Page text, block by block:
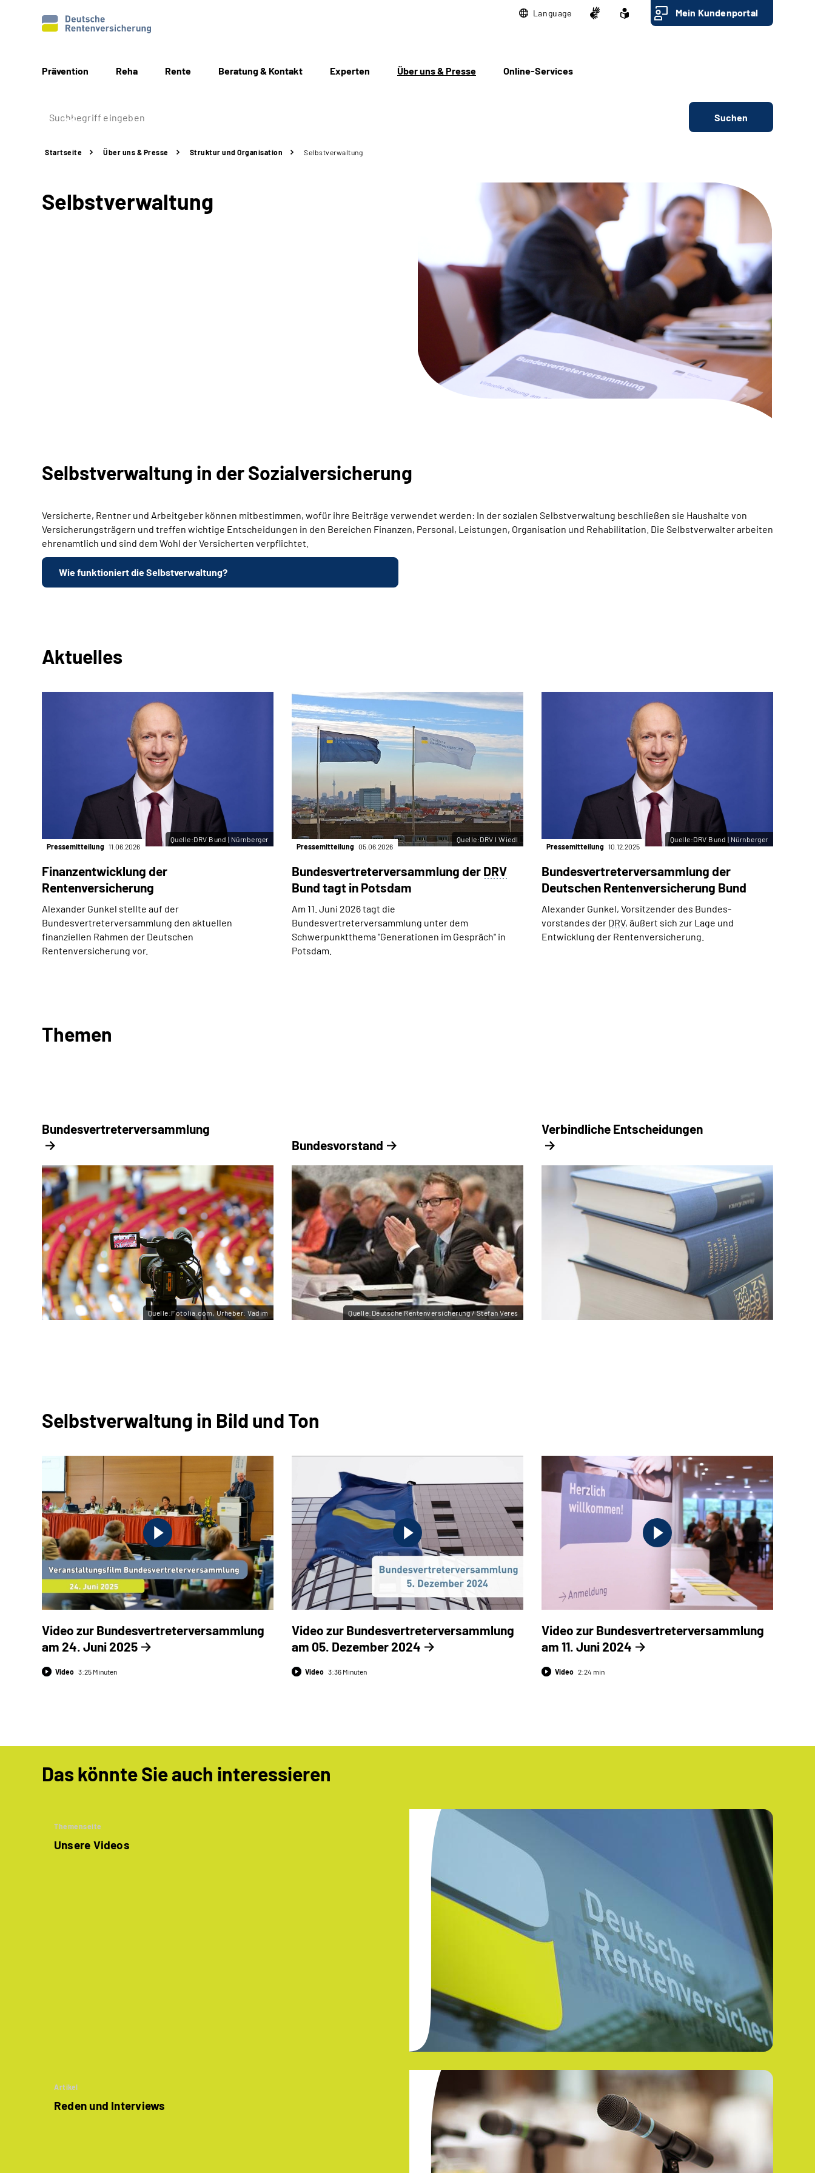
Language Mein Kundenportal
Prävention Reha Rente Beratung & Kontakt Experten Über uns & Presse Online-Services
Suchen
Startseite Über uns & Presse Struktur und Organisation Selbstverwaltung
Selbstverwaltung
Selbstverwaltung in der Sozialversicherung
Versicherte, Rentner und Arbeitgeber können mitbestimmen, wofür ihre Beiträge verwendet werden: In der sozialen Selbstverwaltung beschließen sie Haushalte von
Versicherungsträgern und treffen wichtige Entscheidungen in den Bereichen Finanzen, Personal, Leistungen, Organisation und Rehabilitation. Die Selbstverwalter arbeiten
ehrenamtlich und sind dem Wohl der Versicherten verpflichtet.
Wie funktioniert die Selbstverwaltung?
Aktuelles
Pressemitteilung 11.06.2026
Finanzentwicklung der
Rentenversicherung
Alexander Gunkel stellte auf der
Bundesvertreterversammlung den aktuellen
finanziellen Rahmen der Deutschen
Rentenversicherung vor.
Quelle:DRV Bund | Nürnberger
Pressemitteilung 05.06.2026
Bundesvertreterversammlung der DRV
Bund tagt in Potsdam
Am 11. Juni 2026 tagt die
Bundesvertreterversammlung unter dem
Schwerpunktthema "Generationen im Gespräch" in
Potsdam.
Quelle:DRV I Wiedl
Pressemitteilung 10.12.2025
Bundesvertreterversammlung der
Deutschen Rentenversicherung Bund
Alexander Gunkel, Vorsitzender des Bundes­
vorstandes der DRV, äußert sich zur Lage und
Entwicklung der Rentenversicherung.
Quelle:DRV Bund | Nürnberger
Themen
Bundesvertreter­versammlung
Quelle:Fotolia.com, Urheber: Vadim
Bundesvorstand
Quelle:Deutsche Rentenversicherung / Stefan Veres
Verbindliche Entscheidungen
Selbstverwaltung in Bild und Ton
Video zur Bundesvertreter­versammlung
am 24. Juni 2025
Video 3:25 Minuten
Video zur Bundesvertreter­versammlung
am 05. Dezember 2024
Video 3:36 Minuten
Video zur Bundesvertreter­versammlung
am 11. Juni 2024
Video 2:24 min
Das könnte Sie auch interessieren
Themenseite
Unsere Videos
Artikel
Reden und Interviews